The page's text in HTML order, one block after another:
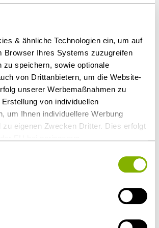
& ähnliche Technologien ein, um auf
Browser Ihres Systems zuzugreifen
zu speichern, sowie optionale
von Drittanbietern, um die Website-
unserer Werbemaßnahmen zu
von individuellen
um Ihnen individuellere Werbung
zu eigenen Zwecken Dritter. Dies erfolgt
des staatlichen Zugriffs &
Sie können Ihre Einwilligung jederzeit
widerrufen oder ändern.
3TS Capital Partners als
11 Mio. Euro